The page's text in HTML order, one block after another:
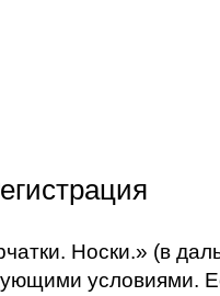
Носки.» (в
условиями.